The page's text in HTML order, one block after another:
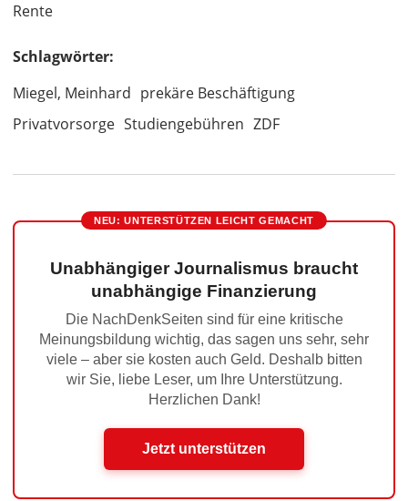
Rente
Schlagwörter:
Miegel, Meinhard prekäre Beschäftigung
Privatvorsorge Studiengebühren ZDF
NEU: UNTERSTÜTZEN LEICHT GEMACHT
Unabhängiger Journalismus braucht
unabhängige Finanzierung
Die NachDenkSeiten sind für eine kritische
Meinungsbildung wichtig, das sagen uns sehr, sehr
viele – aber sie kosten auch Geld. Deshalb bitten
wir Sie, liebe Leser, um Ihre Unterstützung.
Herzlichen Dank!
Jetzt unterstützen